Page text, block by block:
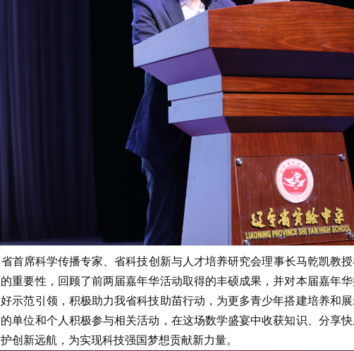
席科学传播专家、省科技创新与人才培养研究会理事长马乾凯教
重要性，回顾了前两届嘉年华活动取得的丰硕成果，并对本届嘉年
示范引领，积极助力我省科技助苗行动，为更多青少年搭建培养和
单位和个人积极参与相关活动，在这场数学盛宴中收获知识、分享
创新远航，为实现科技强国梦想贡献新力量。